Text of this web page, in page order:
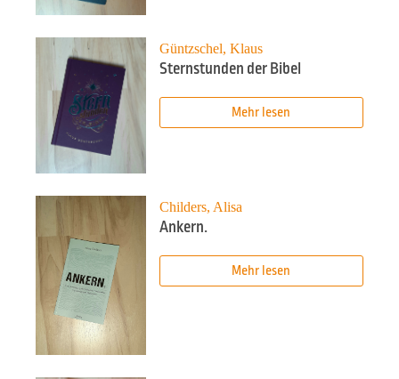
Güntzschel, Klaus
Sternstunden der Bibel
Mehr lesen
Childers, Alisa
Ankern.
Mehr lesen